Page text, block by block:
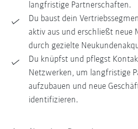
langfristige Partnerschaften.
Du baust dein
aktiv aus und erschließt neue
durch gezielte
Du knüpfst und pflegst
Netzwerken, um langfristige
aufzubauen und neue
identifizieren.